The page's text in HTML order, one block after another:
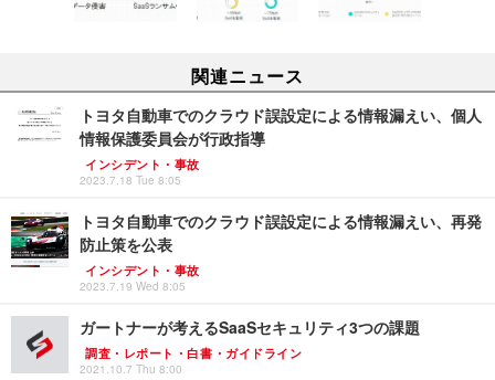
関連ニュース
トヨタ自動車でのクラウド誤設定による情報漏えい、個人
情報保護委員会が行政指導
インシデント・事故
2023.7.18 Tue 8:05
トヨタ自動車でのクラウド誤設定による情報漏えい、再発
防止策を公表
インシデント・事故
2023.7.19 Wed 8:05
ガートナーが考えるSaaSセキュリティ3つの課題
調査・レポート・白書・ガイドライン
2021.10.7 Thu 8:00